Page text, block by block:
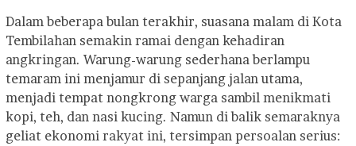
Dalam beberapa bulan terakhir, suasana malam di Kota
Tembilahan semakin ramai dengan kehadiran
angkringan. Warung-warung sederhana berlampu
temaram ini menjamur di sepanjang jalan utama,
menjadi tempat nongkrong warga sambil menikmati
kopi, teh, dan nasi kucing. Namun di balik semaraknya
geliat ekonomi rakyat ini, tersimpan persoalan serius: